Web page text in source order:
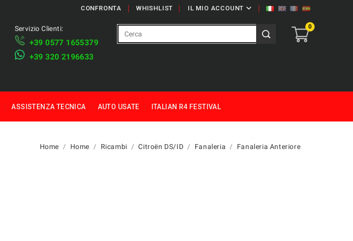
IL MIO ACCOUNT 
WHISHLIST
CONFRONTA
0
Servizio Clienti:
+39 ​​0577 1655379
​+39 320 2196633
ASSISTENZA TECNICA AUTO USATE ITALIAN R4 FESTIVAL
Home Home Ricambi Citroën DS/ID Fanaleria Fanaleria Anteriore